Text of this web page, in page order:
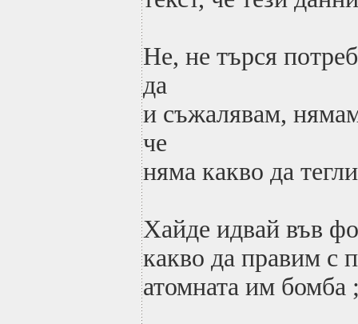
Не, не търся
да
и съжалявам,
че
няма какво да
Хайде идвай във
какво да правим с
атомната им бомба